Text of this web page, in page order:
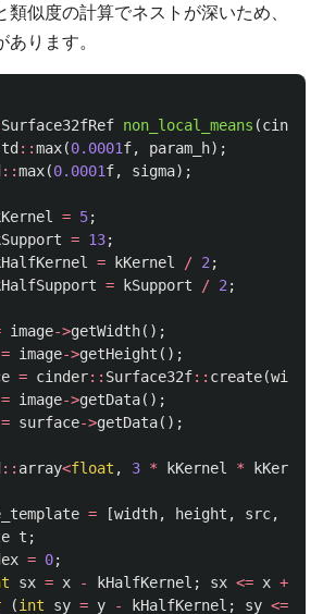
似度の計算でネストが深いため、
ります。
Surface32fRef non_local_means (cinder
::max(0.0001f, param_h);
::max(0.0001f, sigma);
= 5;
= 13;
= kKernel / 2 ;
= kSupport / 2 ;
image->getWidth();
= image->getHeight ();
= cinder:: Surface32f:: create(width
= image->getData();
= surface->getData();
:: array<float , 3 * kKernel * kKernel
= [width, height , src,
t ;
= 0;
sx = x - kHalfKernel ; sx <= x +
(int sy = y - kHalfKernel ; sy <=